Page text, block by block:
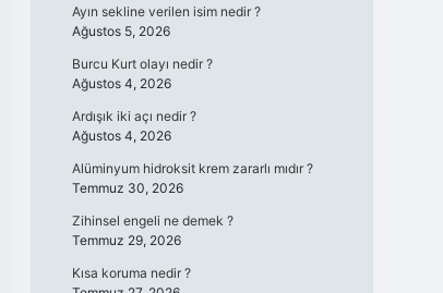
Ayın sekline verilen isim nedir ?
Ağustos 5, 2026
Burcu Kurt olayı nedir ?
Ağustos 4, 2026
Ardışık iki açı nedir ?
Ağustos 4, 2026
Alüminyum hidroksit krem zararlı mıdır ?
Temmuz 30, 2026
Zihinsel engeli ne demek ?
Temmuz 29, 2026
Kısa koruma nedir ?